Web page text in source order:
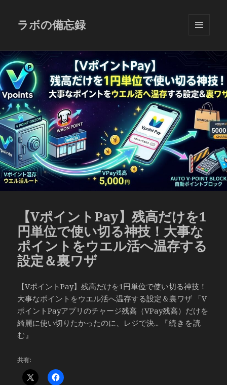
ラボの備忘録
ーとウ
【VポイントPay】残高だけを1
円単位で使い切る神技！大事な
ポイントをウエル活へ温存する
設定＆裏ワザ
【VポイントPay】残高だけを1円単位で使い切る神技！
大事なポイントをウエル活へ温存する設定＆裏ワザ 「V
ポイントPayアプリのチャージ残高（VPay残高）だけを
綺麗に使い切りたかったのに、レジで決...
『続きを読
む』
共有: